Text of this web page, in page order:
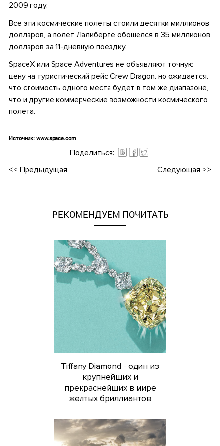
2009 году.
Все эти космические полеты стоили десятки миллионов
долларов, а полет Лалиберте обошелся в 35 миллионов
долларов за 11-дневную поездку.
SpaceX или Space Adventures не объявляют точную
цену на туристический рейс Crew Dragon, но ожидается,
что стоимость одного места будет в том же диапазоне,
что и другие коммерческие возможности космического
полета.
Источник: www.space.com
Поделиться:
<< Предыдущая Следующая >>
РЕКОМЕНДУЕМ ПОЧИТАТЬ
Tiffany Diamond - один из
крупнейших и
прекраснейших в мире
желтых бриллиантов